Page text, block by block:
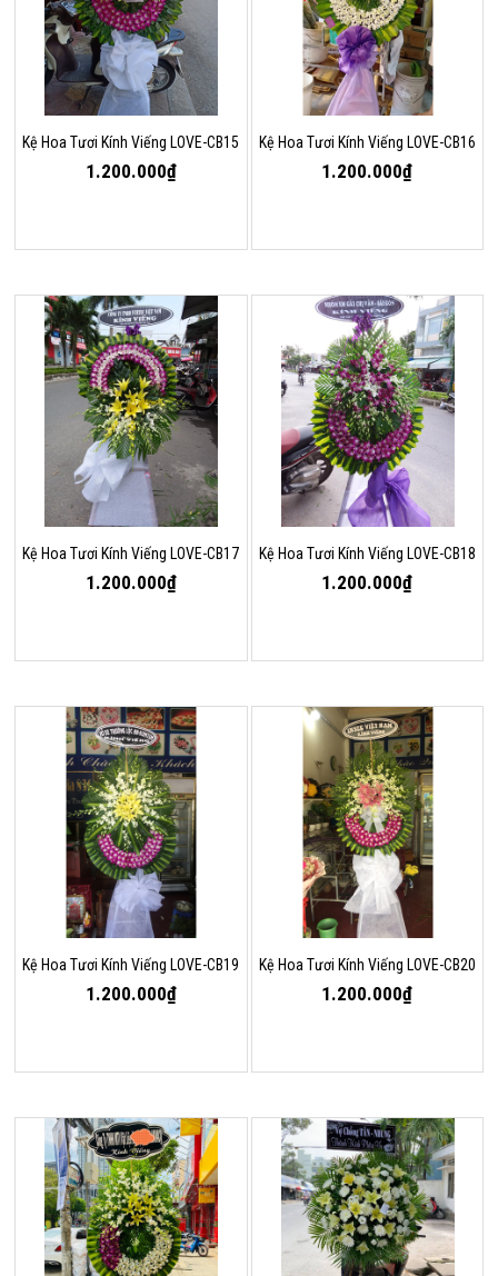
Kệ Hoa Tươi Kính Viếng LOVE-CB15
1.200.000₫
Kệ Hoa Tươi Kính Viếng LOVE-CB16
1.200.000₫
Kệ Hoa Tươi Kính Viếng LOVE-CB17
1.200.000₫
Kệ Hoa Tươi Kính Viếng LOVE-CB18
1.200.000₫
Kệ Hoa Tươi Kính Viếng LOVE-CB19
1.200.000₫
Kệ Hoa Tươi Kính Viếng LOVE-CB20
1.200.000₫